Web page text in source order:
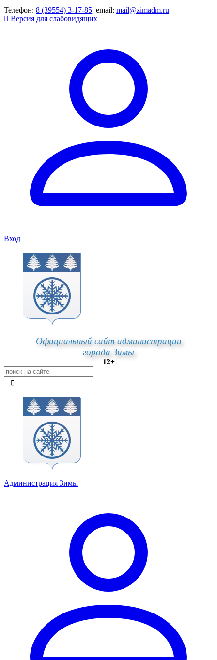
Телефон: 8 (39554) 3-17-85, email: mail@zimadm.ru
Версия для слабовидящих
Вход
Официальный сайт администрации
города Зимы
12+
Администрация Зимы